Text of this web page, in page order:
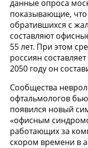
данные опроса
показывающие, что
обратившихся с
составляют
55 лет. При этом
россиян
2050 году он
Сообщества
офтальмологов
появился новый
«офисным
работающих за
скором времени в